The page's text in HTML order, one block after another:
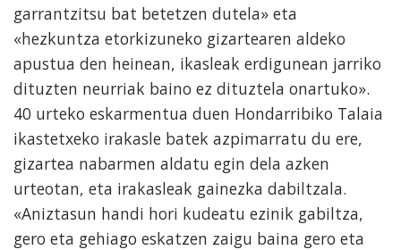
garrantzitsu bat betetzen dutela» eta
«hezkuntza etorkizuneko gizartearen aldeko
apustua den heinean, ikasleak erdigunean jarriko
dituzten neurriak baino ez dituztela onartuko».
40 urteko eskarmentua duen Hondarribiko Talaia
ikastetxeko irakasle batek azpimarratu du ere,
gizartea nabarmen aldatu egin dela azken
urteotan, eta irakasleak gainezka dabiltzala.
«Aniztasun handi hori kudeatu ezinik gabiltza,
gero eta gehiago eskatzen zaigu baina gero eta